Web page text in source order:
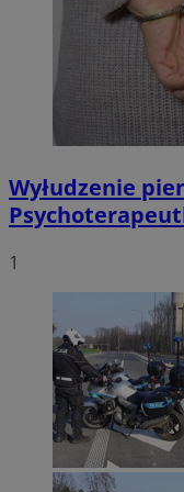
Wyłudzenie
1